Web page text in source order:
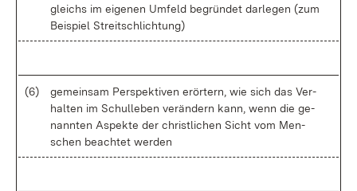
gleichs im ei­ge­nen Um­feld be­grün­det dar­le­gen (zum
Bei­spiel Streit­schlich­tung)
(6)
ge­mein­sam Per­spek­ti­ven er­ör­tern, wie sich das Ver­
hal­ten im Schul­le­ben ver­än­dern kann, wenn die ge­
nann­ten As­pek­te der christ­li­chen Sicht vom Men­
schen be­ach­tet wer­den